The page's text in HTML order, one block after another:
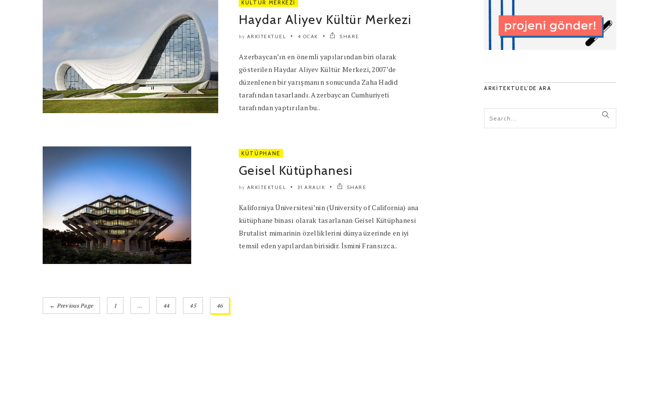
KÜLTÜR MERKEZI
Haydar Aliyev Kültür Merkezi
by ARKITEKTUEL 4 OCAK SHARE
Azerbaycan’ın en önemli yapılarından biri olarak
gösterilen Haydar Aliyev Kültür Merkezi, 2007’de
düzenlenen bir yarışmanın sonucunda Zaha Hadid
tarafından tasarlandı. Azerbaycan Cumhuriyeti
tarafından yaptırılan bu..
KÜTÜPHANE
Geisel Kütüphanesi
by ARKITEKTUEL 31 ARALIK SHARE
Kaliforniya Üniversitesi’nin (University of California) ana
kütüphane binası olarak tasarlanan Geisel Kütüphanesi
Brutalist mimarinin özelliklerini dünya üzerinde en iyi
temsil eden yapılardan birisidir. İsmini Fransızca..
← Previous Page 1 … 44 45 46
ARKITEKTUEL’DE ARA